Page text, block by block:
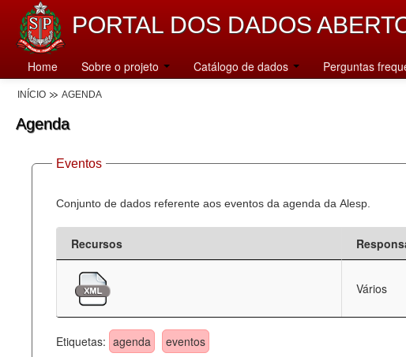
PORTAL DOS DADOS
Home Sobre o projeto Catálogo de dados Perguntas
INÍCIO AGENDA
Agenda
Eventos
Conjunto de dados referente aos eventos da agenda da Alesp.
Recursos
Vários
Etiquetas: agenda eventos